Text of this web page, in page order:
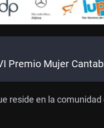
Premio Mujer
reside en la